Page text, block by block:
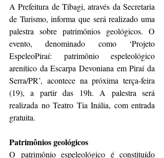
A Prefeitura de Tibagi, através da Secretaria
de Turismo, informa que será realizado uma
palestra sobre patrimônios geológicos. O
evento, denominado como ‘Projeto
EspeleoPiraí: patrimônio espeleológico
arenítico da Escarpa Devoniana em Piraí da
Serra/PR’, acontece na próxima terça-feira
(19), a partir das 19h. A palestra será
realizada no Teatro Tia Inália, com entrada
gratuita.
Patrimônios geológicos
O patrimônio espeleológico é constituído